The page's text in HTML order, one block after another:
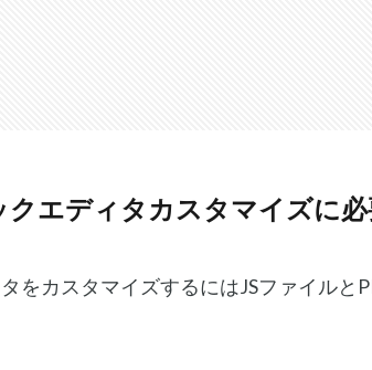
エディタカスタマイズに必
をカスタマイズするにはJSファイルと